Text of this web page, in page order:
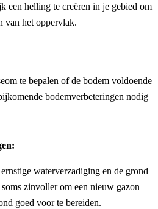
een helling te creëren in je gebied om
van het oppervlak.
om te bepalen of de bodem voldoende
bodemverbeteringen nodig
waterverzadiging en de grond
zinvoller om een nieuw gazon
goed voor te bereiden.